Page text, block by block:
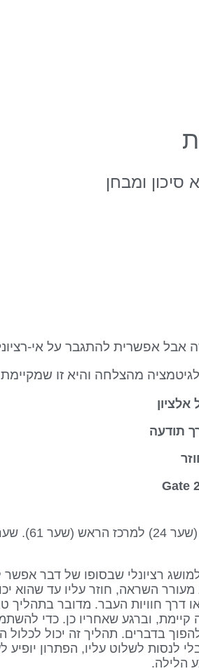
סיכון ומבחן
אבל אפשרית להתגבר על אי-
מהצלחה והיא זו
תודעה
הייחודית של שער 61 ולהפוך אותה למושג רציונלי שבסופו של
השראה, חוזר עליו עד שהוא
דרך חוויות העבר. מדובר בתהליך
וברגע שאחריו כן. כדי
בדברים. תהליך זה יכול לכלול
לנסות לשלוט עליו, הפתרון יופיע
הלילה.